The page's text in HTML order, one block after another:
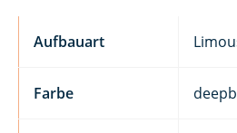
Aufbauart
Farbe